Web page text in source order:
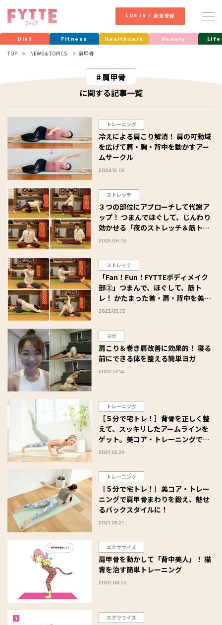
LOG IN / 新規登録
Diet Fitness Healthcare Beauty
TOP NEWS & TOPICS 肩甲骨
肩甲骨
に関する記事一覧
トレーニング
冷えによる肩こり解消！ 肩の可動域
を広げて肩・胸・背中を動かすアー
ムサークル
2024.12.05
ストレッチ
３つの部位にアプローチして代謝ア
ップ！ つまんでほぐして、じんわり
効かせる「夜のストレッチ＆筋トレ
総集編」
2023.08.06
ストレッチ
「Fan！Fun！FYTTEボディメイク
部②」つまんで、ほぐして、筋ト
レ！ かたまった首・肩・背中を美し
く鍛えるストレッチ
2023.03.05
ヨガ
肩こり＆巻き肩改善に効果的！ 寝る
前にできる体を整える簡単ヨガ
2022.09.14
トレーニング
［５分で宅トレ！］背骨を正しく整
えて、スッキリしたアームラインを
ゲット。美コア・トレーニングで二
の腕の裏側を徹底的にシェイプ！
2021.05.29
トレーニング
［５分で宅トレ！］美コア・トレー
ニングで肩甲骨まわりを鍛え、魅せ
るバックスタイルに！
2021.05.21
エクササイズ
肩甲骨を動かして「背中美人」！ 猫
背を治す簡単トレーニング
2020.03.06
エクササイズ